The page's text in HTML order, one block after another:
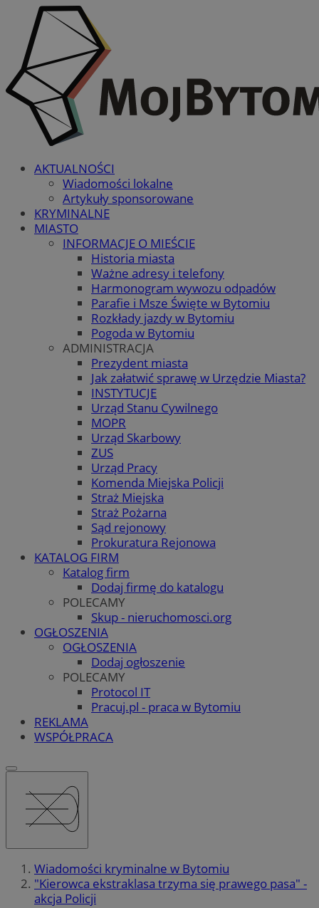
AKTUALNOŚCI
Wiadomości lokalne
Artykuły sponsorowane
KRYMINALNE
MIASTO
INFORMACJE O MIEŚCIE
Historia miasta
Ważne adresy i telefony
Harmonogram wywozu odpadów
Parafie i Msze Święte w Bytomiu
Rozkłady jazdy w Bytomiu
Pogoda w Bytomiu
ADMINISTRACJA
Prezydent miasta
Jak załatwić sprawę w Urzędzie Miasta?
INSTYTUCJE
Urząd Stanu Cywilnego
MOPR
Urząd Skarbowy
ZUS
Urząd Pracy
Komenda Miejska Policji
Straż Miejska
Straż Pożarna
Sąd rejonowy
Prokuratura Rejonowa
KATALOG FIRM
Katalog firm
Dodaj firmę do katalogu
POLECAMY
Skup - nieruchomosci.org
OGŁOSZENIA
OGŁOSZENIA
Dodaj ogłoszenie
POLECAMY
Protocol IT
Pracuj.pl - praca w Bytomiu
REKLAMA
WSPÓŁPRACA
Wiadomości kryminalne w Bytomiu
"Kierowca ekstraklasa trzyma się prawego pasa" -
akcja Policji